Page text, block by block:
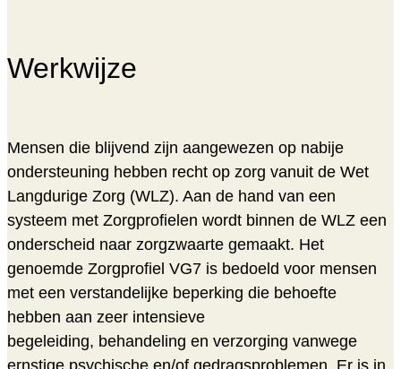
Werkwijze
Mensen die blijvend zijn aangewezen op nabije
ondersteuning hebben recht op zorg vanuit de Wet
Langdurige Zorg (WLZ). Aan de hand van een
systeem met Zorgprofielen wordt binnen de WLZ een
onderscheid naar zorgzwaarte gemaakt. Het
genoemde Zorgprofiel VG7 is bedoeld voor mensen
met een verstandelijke beperking die behoefte
hebben aan zeer intensieve
begeleiding, behandeling en verzorging vanwege
ernstige psychische en/of gedragsproblemen. Er is in